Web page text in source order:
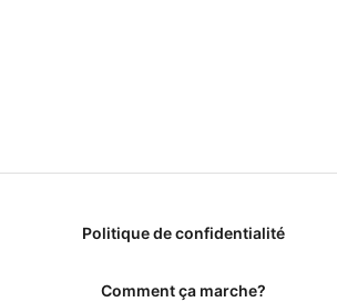
Politique de confidentialité
Comment ça marche?